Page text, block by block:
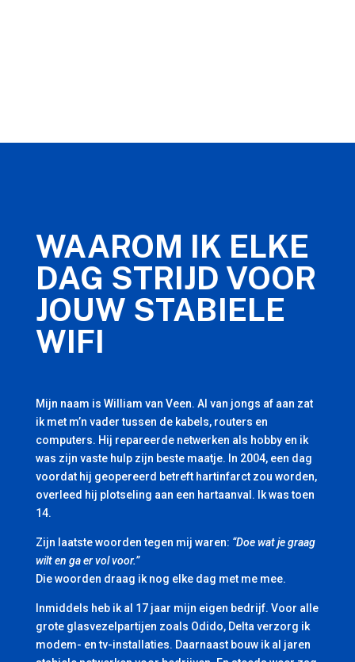
WAAROM IK ELKE
DAG STRIJD VOOR
JOUW STABIELE
WIFI
Mijn naam is William van Veen. Al van jongs af aan zat
ik met m’n vader tussen de kabels, routers en
computers. Hij repareerde netwerken als hobby en ik
was zijn vaste hulp zijn beste maatje. In 2004, een dag
voordat hij geopereerd betreft hartinfarct zou worden,
overleed hij plotseling aan een hartaanval. Ik was toen
14.
Zijn laatste woorden tegen mij waren: “Doe wat je graag
wilt en ga er vol voor.”
Die woorden draag ik nog elke dag met me mee.
Inmiddels heb ik al 17 jaar mijn eigen bedrijf. Voor alle
grote glasvezelpartijen zoals Odido, Delta verzorg ik
modem- en tv-installaties. Daarnaast bouw ik al jaren